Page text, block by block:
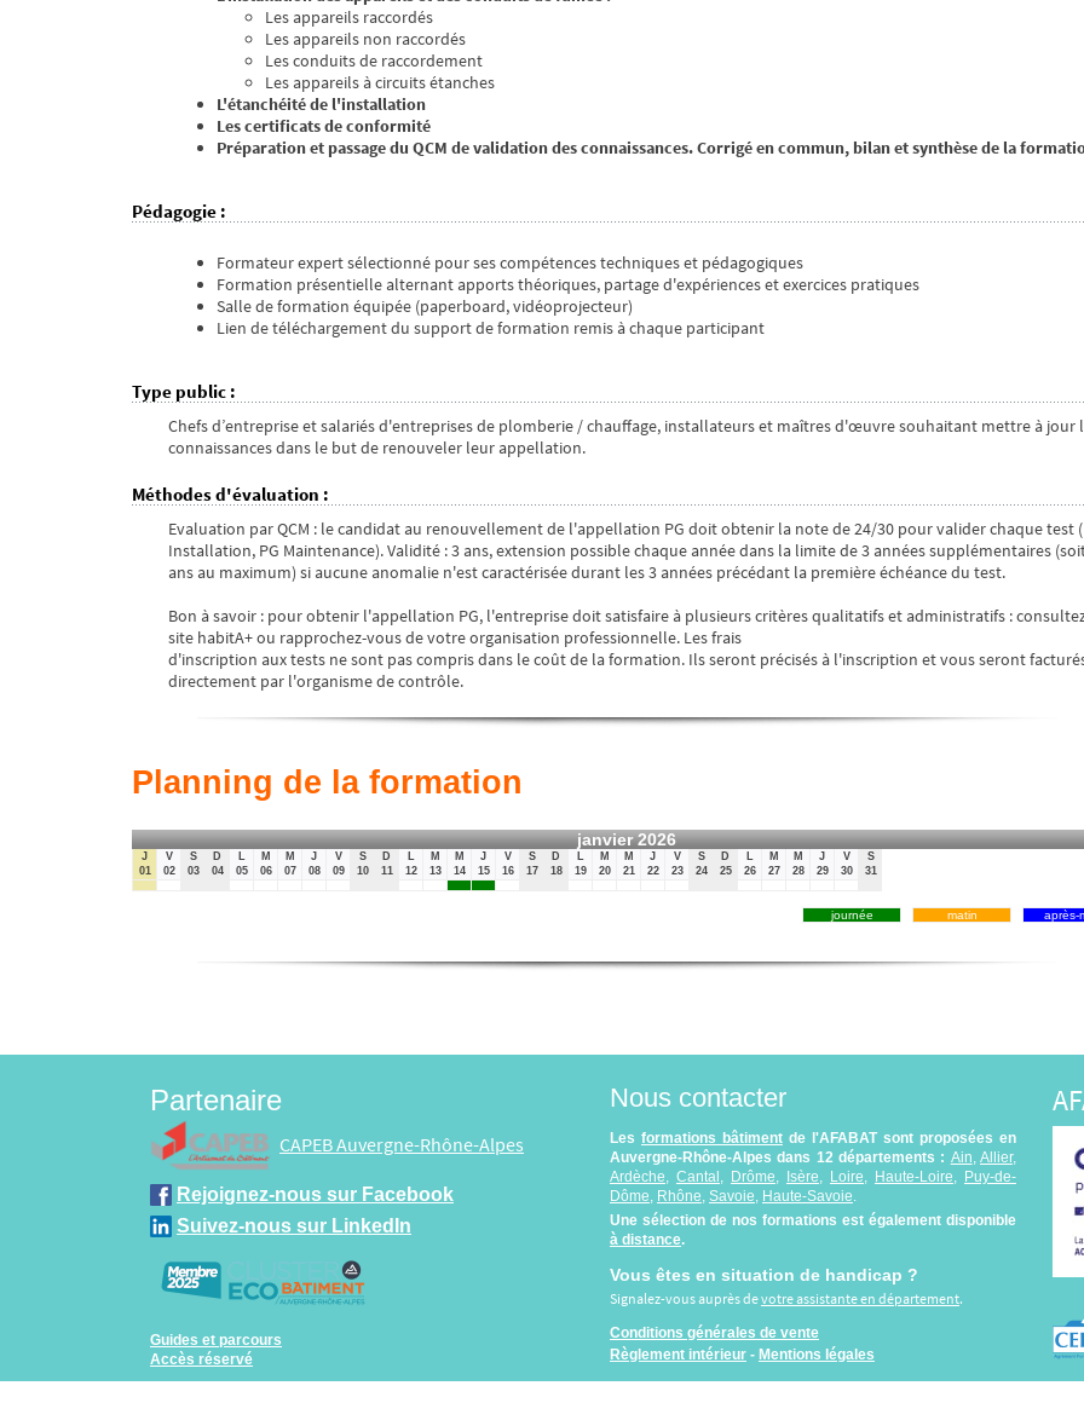
Les appareils raccordés
Les appareils non raccordés
Les conduits de raccordement
Les appareils à circuits étanches
L'étanchéité de l'installation
Les certificats de conformité
Préparation et passage du QCM de validation des connaissances. Corrigé en commun, bilan et synthèse de la
Pédagogie :
Formateur expert sélectionné pour ses compétences techniques et pédagogiques
Formation présentielle alternant apports théoriques, partage d'expériences et exercices pratiques
Salle de formation équipée (paperboard, vidéoprojecteur)
Lien de téléchargement du support de formation remis à chaque participant
Type public :
Chefs d’entreprise et salariés d'entreprises de plomberie / chauffage, installateurs et maîtres d'œuvre souhaitant mettre à jour
connaissances dans le but de renouveler leur appellation.
Méthodes d'évaluation :
Evaluation par QCM : le candidat au renouvellement de l'appellation PG doit obtenir la note de 24/30 pour valider chaque test
Installation, PG Maintenance). Validité : 3 ans, extension possible chaque année dans la limite de 3 années supplémentaires
ans au maximum) si aucune anomalie n'est caractérisée durant les 3 années précédant la première échéance du test.
Bon à savoir : pour obtenir l'appellation PG, l'entreprise doit satisfaire à plusieurs critères qualitatifs et administratifs :
site habitA+ ou rapprochez-vous de votre organisation professionnelle. Les frais
d'inscription aux tests ne sont pas compris dans le coût de la formation. Ils seront précisés à l'inscription et vous seront
directement par l'organisme de contrôle.
Planning de la formation
janvier 2026
J
01
V
02
S
03
D
04
05
M
06
M
07
J
08
V
09
S
10
D
11
12
M
13
M
14
J
15
V
16
S
17
D
18
19
M
20
M
21
J
22
V
23
S
24
D
25
26
M
27
M
28
J
29
V
30
S
31
journée matin après-
Partenaire
CAPEB Auvergne-Rhône-Alpes
Rejoignez-nous sur Facebook
Suivez-nous sur LinkedIn
Guides et parcours
Accès réservé
Nous contacter
Les formations bâtimentde l'AFABAT sont proposées en
Auvergne-Rhône-Alpes dans 12 départements : Ain, Allier,
Ardèche, Cantal, Drôme, Isère, Loire, Haute-Loire, Puy-de-
Dôme, Rhône, Savoie, Haute-Savoie.
Une sélection de nos formations est également disponible
à distance.
Vous êtes en situation de handicap ?
Signalez-vous auprès devotre assistante en département.
Conditions générales de vente
Règlement intérieur- Mentions légales